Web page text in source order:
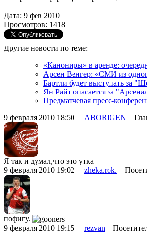
Дата: 9 фев 2010
Просмотров: 1418
Другие новости по теме:
«Канониры» в аренде:
Арсен Венгер: «СМИ из
Бартли будет выступать за
Ян Райт опасается за
Предматчевая пресс-
9 февраля 2010 18:50 ABORIGEN
Я так и думал,что это утка
9 февраля 2010 19:02 zheka.rok.
пофигу.
9 февраля 2010 19:15 rezvan